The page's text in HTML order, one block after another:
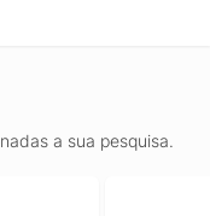
a sua pesquisa.